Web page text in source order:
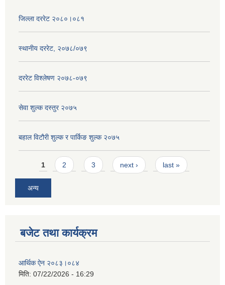
जिल्ला दररेट २०८०।०८१
स्थानीय दररेट, २०७८/०७९
दररेट विश्लेषण २०७८-०७९
सेवा शुल्क दस्तुर २०७५
बहाल विटौरी शुल्क र पार्किङ शुल्क २०७५
Pages
1 2 3 next › last »
अन्य
बजेट तथा कार्यक्रम
आर्थिक ऐन २०८३।०८४
मिति: 07/22/2026 - 16:29